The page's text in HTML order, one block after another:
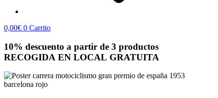
0,00€ 0 Carrito
10% descuento a partir de 3 productos
RECOGIDA EN LOCAL GRATUITA